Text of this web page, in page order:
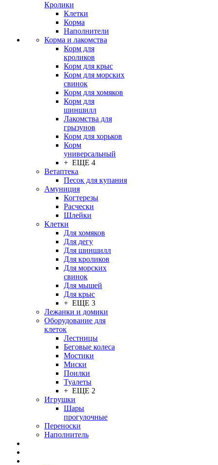
Кролики
Клетки
Корма
Наполнители
Корма и лакомства
Корм для
кроликов
Корм для крыс
Корм для морских
свинок
Корм для хомяков
Корм для
шиншилл
Лакомства для
грызунов
Корм для хорьков
Корм
универсальный
+ ЕЩЕ 4
Ветаптека
Песок для купания
Амуниция
Когтерезы
Расчески
Шлейки
Клетки
Для хомяков
Для дегу
Для шиншилл
Для кроликов
Для морских
свинок
Для мышей
Для крыс
+ ЕЩЕ 3
Лежанки и домики
Оборудование для
клеток
Лестницы
Беговые колеса
Мостики
Миски
Поилки
Туалеты
+ ЕЩЕ 2
Игрушки
Шары
прогулочные
Переноски
Наполнитель